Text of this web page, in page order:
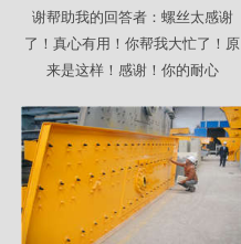
谢帮助我的回答者：螺丝太感谢
了！真心有用！你帮我大忙了！原
来是这样！感谢！你的耐心